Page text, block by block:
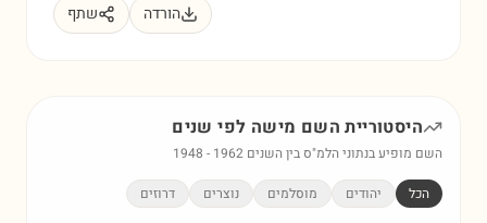
הורדה שתף
היסטוריית השם מישה לפי שנים
השם מופיע בנתוני הלמ"ס בין השנים 1948 - 1962
הכל יהודים מוסלמים נוצרים דרוזים